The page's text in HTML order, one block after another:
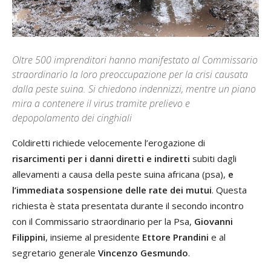
Oltre 500 imprenditori hanno manifestato al Commissario
straordinario la loro preoccupazione per la crisi causata
dalla peste suina. Si chiedono indennizzi, mentre un piano
mira a contenere il virus tramite prelievo e
depopolamento dei cinghiali
Coldiretti richiede velocemente l’erogazione di
risarcimenti per i danni diretti e indiretti subiti dagli
allevamenti a causa della peste suina africana (psa), e
l’immediata sospensione delle rate dei mutui. Questa
richiesta è stata presentata durante il secondo incontro
con il Commissario straordinario per la Psa, Giovanni
Filippini, insieme al presidente Ettore Prandini e al
segretario generale Vincenzo Gesmundo.